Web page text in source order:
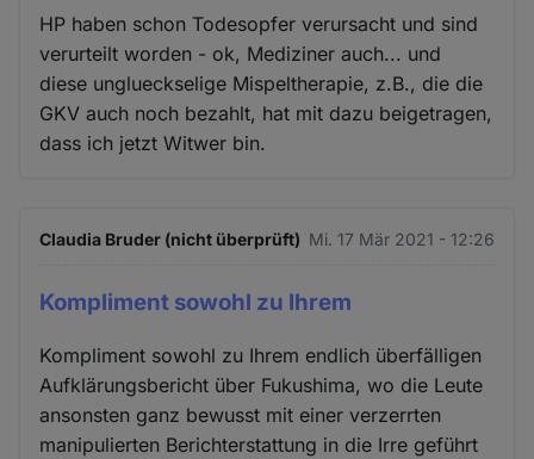
HP haben schon Todesopfer verursacht und sind
verurteilt worden - ok, Mediziner auch... und
diese unglueckselige Mispeltherapie, z.B., die die
GKV auch noch bezahlt, hat mit dazu beigetragen,
dass ich jetzt Witwer bin.
Claudia Bruder (nicht überprüft) Mi. 17 Mär 2021 - 12:26
Kompliment sowohl zu Ihrem
Kompliment sowohl zu Ihrem endlich überfälligen
Aufklärungsbericht über Fukushima, wo die Leute
ansonsten ganz bewusst mit einer verzerrten
manipulierten Berichterstattung in die Irre geführt